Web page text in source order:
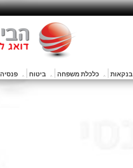
בנקאות כלכלת משפחה ביטוח פנסיה